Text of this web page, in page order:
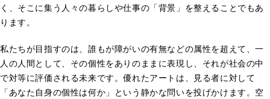
く、そこに集う人々の暮らしや仕事の「背景」を整えることでもあ
ります。
私たちが目指すのは、誰もが障がいの有無などの属性を超えて、一
人の人間として、その個性をありのままに表現し、それが社会の中
で対等に評価される未来です。優れたアートは、見る者に対して
「あなた自身の個性は何か」という静かな問いを投げかけます。空